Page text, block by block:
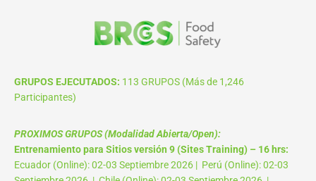
GRUPOS EJECUTADOS: 113 GRUPOS (Más de 1,246
Participantes)
PROXIMOS GRUPOS (Modalidad Abierta/Open):
Entrenamiento para Sitios versión 9 (Sites Training) – 16 hrs:
Ecuador (Online): 02-03 Septiembre 2026 | Perú (Online): 02-03